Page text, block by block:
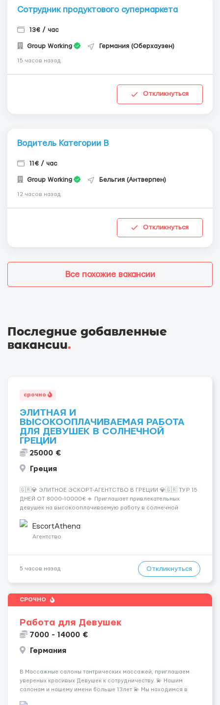
Сотрудник продуктового супермаркета
13€ / час
Group Working Германия (Оберхаузен)
15 часов назад
Откликнуться
Водитель Категории В
11€ / час
Group Working Бельгия (Антверпен)
12 часов назад
Откликнуться
Все похожие вакансии
Последние добавленные
вакансии.
срочно
ЭЛИТНАЯ И
ВЫСОКООПЛАЧИВАЕМАЯ РАБОТА
ДЛЯ ДЕВУШЕК В СОЛНЕЧНОЙ
ГРЕЦИИ
25000 €
Греция
🇬🇷💎 ЭЛИТНОЕ ЭСКОРТ-АГЕНТСТВО В ГРЕЦИИ 💎🇬🇷 ТУР 15
ДНЕЙ ОТ 8000-10000€ 🔹 Приглашает привлекательных
девушек на высокооплачиваемую работу в солнечной
хорошие деньги 💶 — это предложение для тебя! 🔹
Требования: ✔️ Возраст от ...
EscortAthena
Агентство
5 часов назад Откликнуться
СРОЧНО
Работа для Девушек
7000 - 14000 €
Германия
В Массажные салоны тантрических массажей, приглашаем
увереных красивых Девушек к сотрудничеству. 💫 Нашим
салонам и нашему имени больше 13лет 💫 Мы находимся в